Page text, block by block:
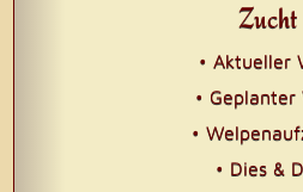
Zucht
• Aktueller
• Geplanter
•
• Dies &